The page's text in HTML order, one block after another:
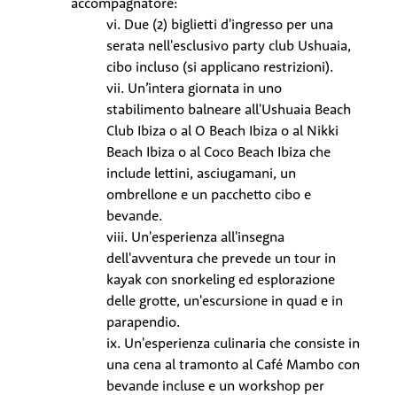
vi. Due (2) biglietti d'ingresso per una
serata nell'esclusivo party club Ushuaia,
cibo incluso (si applicano restrizioni).
vii. Un’intera giornata in uno
stabilimento balneare all'Ushuaia Beach
Club Ibiza o al O Beach Ibiza o al Nikki
Beach Ibiza o al Coco Beach Ibiza che
include lettini, asciugamani, un
ombrellone e un pacchetto cibo e
bevande.
viii. Un'esperienza all'insegna
dell'avventura che prevede un tour in
kayak con snorkeling ed esplorazione
delle grotte, un'escursione in quad e in
parapendio.
ix. Un'esperienza culinaria che consiste in
una cena al tramonto al Café Mambo con
bevande incluse e un workshop per